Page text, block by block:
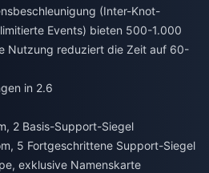
(Inter-Knot-
Events) bieten 500-1.000
Nutzung reduziert die Zeit auf 60-
in 2.6
2 Basis-Support-Siegel
5 Fortgeschrittene Support-Siegel
exklusive Namenskarte